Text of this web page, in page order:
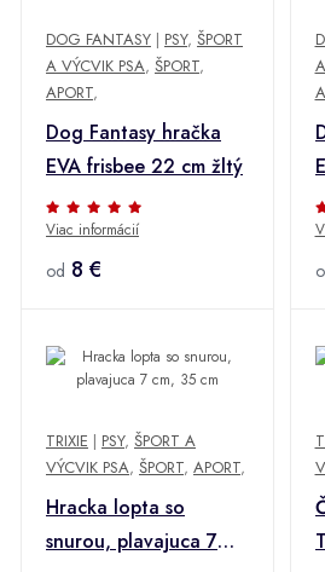
DOG FANTASY | PSY, ŠPORT
A VÝCVIK PSA, ŠPORT,
APORT,
Dog Fantasy hračka
EVA frisbee 22 cm žltý
Viac informácií
od 8 €
TRIXIE | PSY, ŠPORT A
VÝCVIK PSA, ŠPORT, APORT,
Hracka lopta so
snurou, plavajuca 7